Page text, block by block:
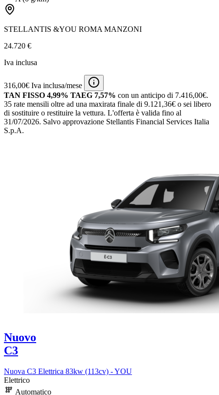
STELLANTIS &YOU ROMA MANZONI
24.720 €
Iva inclusa
316,00€ Iva inclusa/mese
TAN FISSO 4,99% TAEG 7,57% con un anticipo di 7.416,00€.
35 rate mensili oltre ad una maxirata finale di 9.121,36€ o sei libero
di sostituire o restituire la vettura. L'offerta è valida fino al
31/07/2026. Salvo approvazione Stellantis Financial Services Italia
S.p.A.
Nuovo
C3
Nuova C3 Elettrica 83kw (113cv) - YOU
Elettrico
Automatico